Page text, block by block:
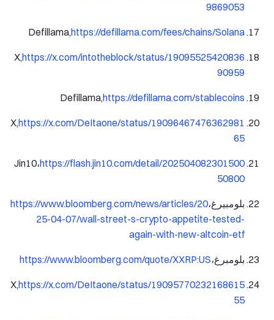
9869053
Defillama,https://defillama.com/fees/chains/Solana
X,https://x.com/intotheblock/status/19095525420836
90959
Defillama,https://defillama.com/stablecoins
X,https://x.com/DeItaone/status/19096467476362981
65
Jin10،https://flash.jin10.com/detail/202504082301500
50800
بلومبيرغ،https://www.bloomberg.com/news/articles/20
25-04-07/wall-street-s-crypto-appetite-tested-
again-with-new-altcoin-etf
بلومبرغ،https://www.bloomberg.com/quote/XXRP:US
X,https://x.com/DeItaone/status/19095770232168615
55